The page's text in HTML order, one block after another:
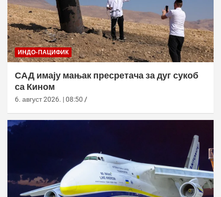
ИНДО-ПАЦИФИК
САД имају мањак пресретача за дуг сукоб
са Кином
6. август 2026. | 08:50